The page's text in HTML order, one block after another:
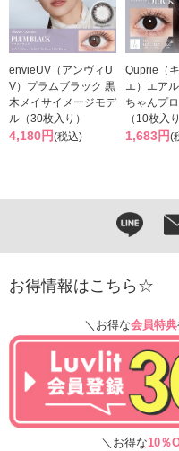
envieUV（アンヴィU
V）プラムブラック 黒
木メイサイメージモデ
ル（30枚入り）
4,180円(税込)
Quprie（
エ）エア
ちゃんプ
（10枚入り
1,683円(
お得情報はこちら☆
＼お得な会員特典
＼お得な10％